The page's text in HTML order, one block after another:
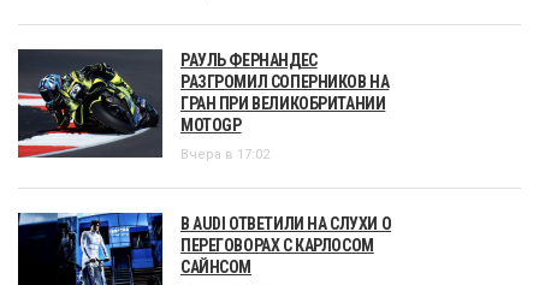
РАУЛЬ ФЕРНАНДЕС
РАЗГРОМИЛ СОПЕРНИКОВ НА
ГРАН ПРИ ВЕЛИКОБРИТАНИИ
MOTOGP
Вчера в 17:02
В AUDI ОТВЕТИЛИ НА СЛУХИ О
ПЕРЕГОВОРАХ С КАРЛОСОМ
САЙНСОМ